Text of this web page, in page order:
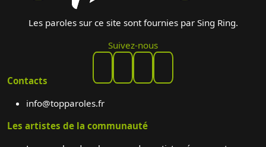
Les paroles sur ce site sont fournies par Sing Ring.
Suivez-nous
Contacts
info@topparoles.fr
Les artistes de la communauté